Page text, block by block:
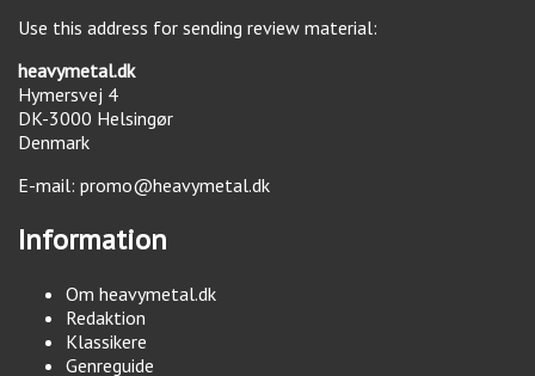
Use this address for sending review material:
heavymetal.dk
Hymersvej 4
DK-3000 Helsingør
Denmark
E-mail: promo@heavymetal.dk
Information
Om heavymetal.dk
Redaktion
Klassikere
Genreguide